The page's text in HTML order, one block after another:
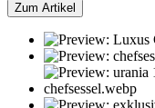
Zum Artikel